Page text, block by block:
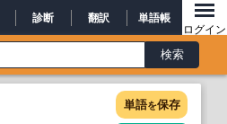
診断 翻訳 単語帳
ログイン
単語を保存